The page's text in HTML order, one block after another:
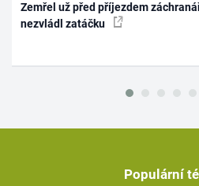
Zemřel už před příjezdem
nezvládl zatáčku
Populární